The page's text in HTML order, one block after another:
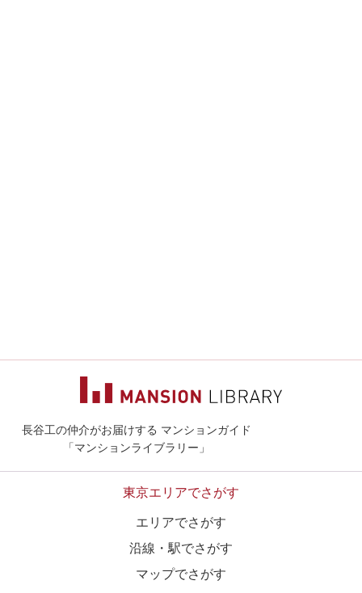
長谷工の仲介がお届けする マンションガイド
「マンションライブラリー」
東京エリアでさがす
エリアでさがす
沿線・駅でさがす
マップでさがす